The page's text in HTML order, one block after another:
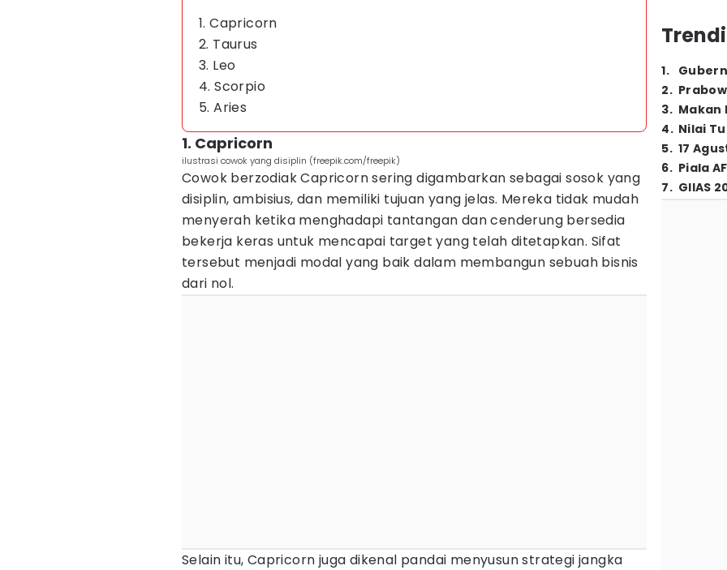
1. Capricorn
2. Taurus
3. Leo
4. Scorpio
5. Aries
1. Capricorn
ilustrasi cowok yang disiplin (freepik.com/freepik)
Cowok berzodiak Capricorn sering digambarkan sebagai sosok yang
disiplin, ambisius, dan memiliki tujuan yang jelas. Mereka tidak mudah
menyerah ketika menghadapi tantangan dan cenderung bersedia
bekerja keras untuk mencapai target yang telah ditetapkan. Sifat
tersebut menjadi modal yang baik dalam membangun sebuah bisnis
dari nol.
Selain itu, Capricorn juga dikenal pandai menyusun strategi jangka
1.
2.
3. Makan
4. Nilai
5. 17
6. Piala
7. GIIAS